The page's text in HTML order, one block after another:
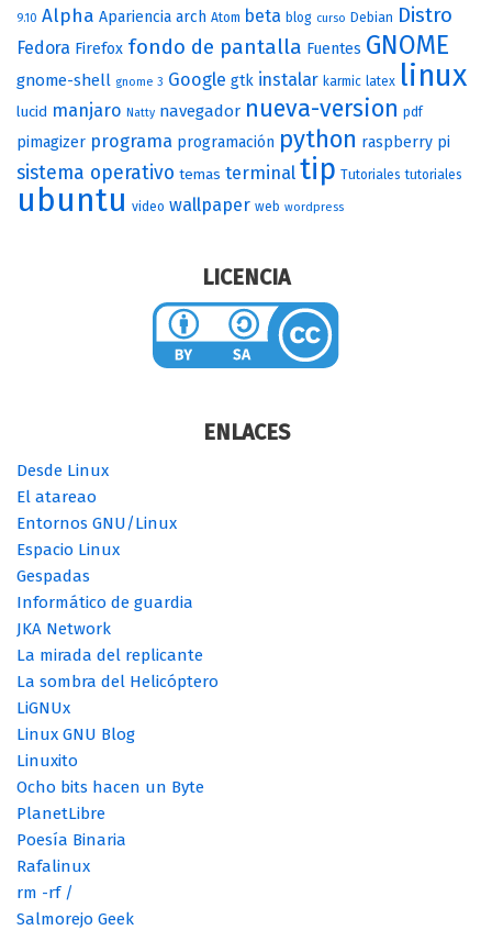
9.10 Alpha Apariencia arch Atom beta blog curso Debian Distro
Fedora Firefox fondo de pantalla Fuentes GNOME
gnome-shell gnome 3 Google gtk instalar karmic latex linux
lucid manjaro Natty navegador nueva-version pdf
pimagizer programa programación python raspberry pi
sistema operativo temas terminal tip Tutoriales tutoriales
ubuntu video wallpaper web wordpress
LICENCIA
ENLACES
Desde Linux
El atareao
Entornos GNU/Linux
Espacio Linux
Gespadas
Informático de guardia
JKA Network
La mirada del replicante
La sombra del Helicóptero
LiGNUx
Linux GNU Blog
Linuxito
Ocho bits hacen un Byte
PlanetLibre
Poesía Binaria
Rafalinux
rm -rf /
Salmorejo Geek